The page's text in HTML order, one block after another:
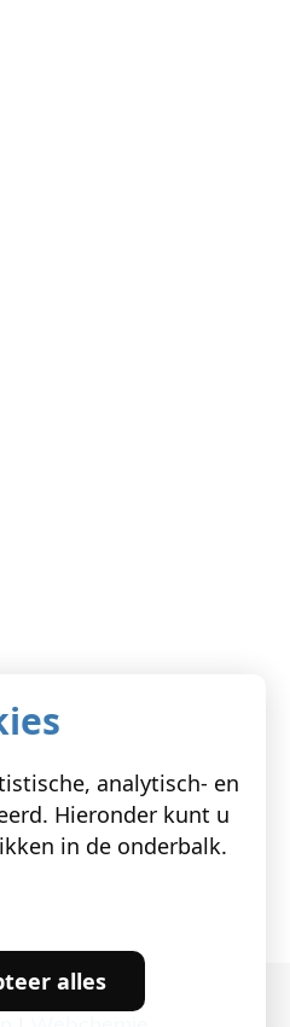
analytisch- en
Hieronder kunt u
in de onderbalk.
alles